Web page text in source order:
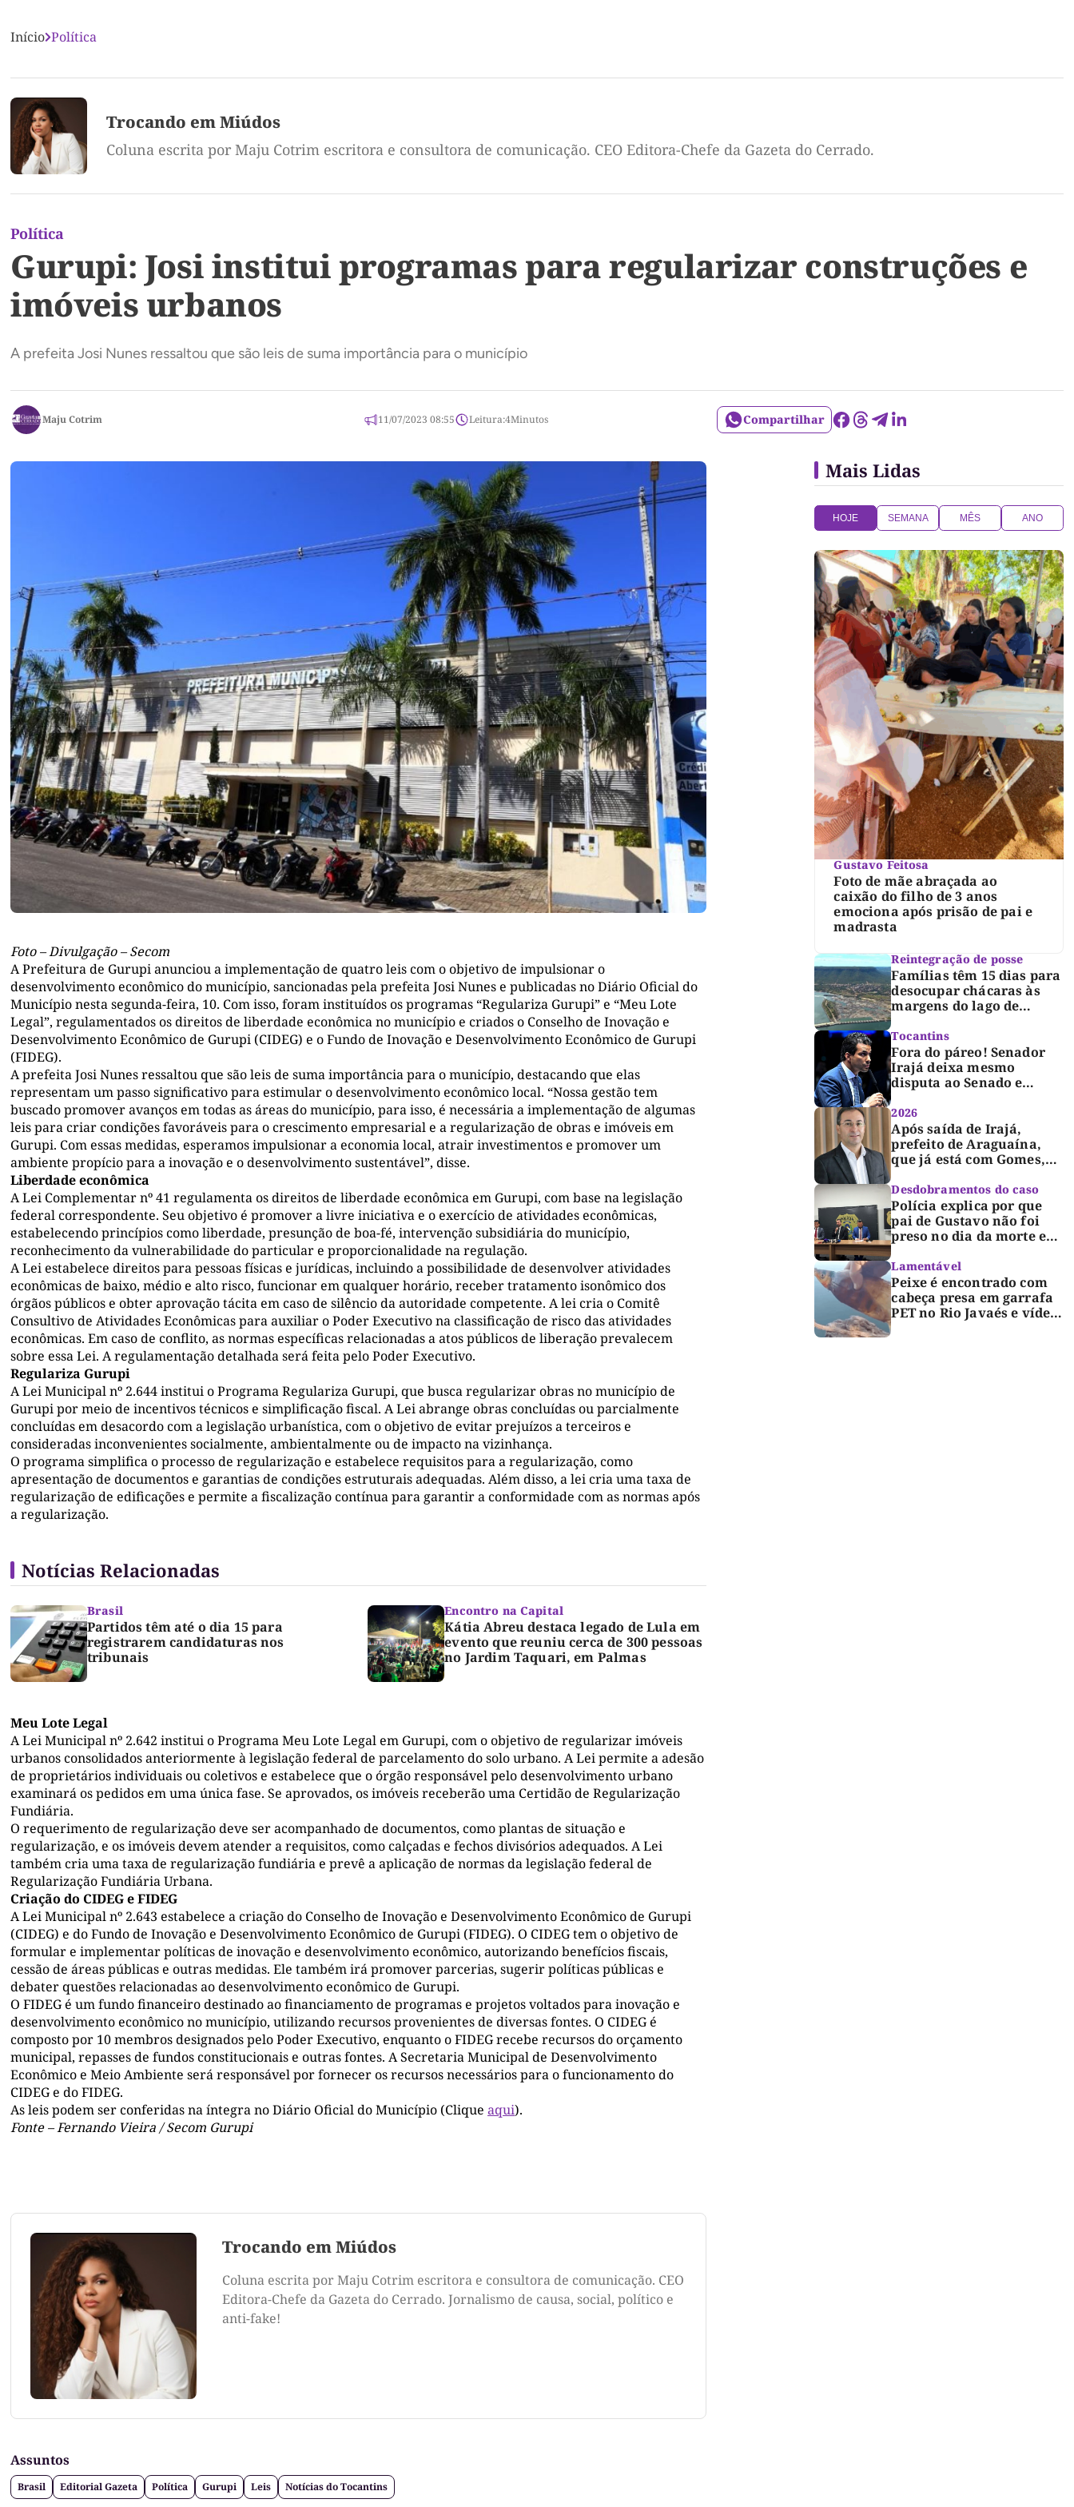
Início Política
Trocando em Miúdos
Coluna escrita por Maju Cotrim escritora e consultora de comunicação. CEO Editora-Chefe da Gazeta do Cerrado.
Política
Gurupi: Josi institui programas para regularizar construções e
imóveis urbanos
A prefeita Josi Nunes ressaltou que são leis de suma importância para o município
Maju Cotrim 11/07/2023 08:55 Leitura:4Minutos Compartilhar
Foto – Divulgação – Secom
A Prefeitura de Gurupi anunciou a implementação de quatro leis com o objetivo de impulsionar o
desenvolvimento econômico do município, sancionadas pela prefeita Josi Nunes e publicadas no Diário Oficial do
Município nesta segunda-feira, 10. Com isso, foram instituídos os programas “Regulariza Gurupi” e “Meu Lote
Legal”, regulamentados os direitos de liberdade econômica no município e criados o Conselho de Inovação e
Desenvolvimento Econômico de Gurupi (CIDEG) e o Fundo de Inovação e Desenvolvimento Econômico de Gurupi
(FIDEG).
A prefeita Josi Nunes ressaltou que são leis de suma importância para o município, destacando que elas
representam um passo significativo para estimular o desenvolvimento econômico local. “Nossa gestão tem
buscado promover avanços em todas as áreas do município, para isso, é necessária a implementação de algumas
leis para criar condições favoráveis para o crescimento empresarial e a regularização de obras e imóveis em
Gurupi. Com essas medidas, esperamos impulsionar a economia local, atrair investimentos e promover um
ambiente propício para a inovação e o desenvolvimento sustentável”, disse.
Liberdade econômica
A Lei Complementar nº 41 regulamenta os direitos de liberdade econômica em Gurupi, com base na legislação
federal correspondente. Seu objetivo é promover a livre iniciativa e o exercício de atividades econômicas,
estabelecendo princípios como liberdade, presunção de boa-fé, intervenção subsidiária do município,
reconhecimento da vulnerabilidade do particular e proporcionalidade na regulação.
A Lei estabelece direitos para pessoas físicas e jurídicas, incluindo a possibilidade de desenvolver atividades
econômicas de baixo, médio e alto risco, funcionar em qualquer horário, receber tratamento isonômico dos
órgãos públicos e obter aprovação tácita em caso de silêncio da autoridade competente. A lei cria o Comitê
Consultivo de Atividades Econômicas para auxiliar o Poder Executivo na classificação de risco das atividades
econômicas. Em caso de conflito, as normas específicas relacionadas a atos públicos de liberação prevalecem
sobre essa Lei. A regulamentação detalhada será feita pelo Poder Executivo.
Regulariza Gurupi
A Lei Municipal nº 2.644 institui o Programa Regulariza Gurupi, que busca regularizar obras no município de
Gurupi por meio de incentivos técnicos e simplificação fiscal. A Lei abrange obras concluídas ou parcialmente
concluídas em desacordo com a legislação urbanística, com o objetivo de evitar prejuízos a terceiros e
consideradas inconvenientes socialmente, ambientalmente ou de impacto na vizinhança.
O programa simplifica o processo de regularização e estabelece requisitos para a regularização, como
apresentação de documentos e garantias de condições estruturais adequadas. Além disso, a lei cria uma taxa de
regularização de edificações e permite a fiscalização contínua para garantir a conformidade com as normas após
a regularização.
Notícias Relacionadas
Brasil
Partidos têm até o dia 15 para
registrarem candidaturas nos
tribunais
Encontro na Capital
Kátia Abreu destaca legado de Lula em
evento que reuniu cerca de 300 pessoas
no Jardim Taquari, em Palmas
Meu Lote Legal
A Lei Municipal nº 2.642 institui o Programa Meu Lote Legal em Gurupi, com o objetivo de regularizar imóveis
urbanos consolidados anteriormente à legislação federal de parcelamento do solo urbano. A Lei permite a adesão
de proprietários individuais ou coletivos e estabelece que o órgão responsável pelo desenvolvimento urbano
examinará os pedidos em uma única fase. Se aprovados, os imóveis receberão uma Certidão de Regularização
Fundiária.
O requerimento de regularização deve ser acompanhado de documentos, como plantas de situação e
regularização, e os imóveis devem atender a requisitos, como calçadas e fechos divisórios adequados. A Lei
também cria uma taxa de regularização fundiária e prevê a aplicação de normas da legislação federal de
Regularização Fundiária Urbana.
Criação do CIDEG e FIDEG
A Lei Municipal nº 2.643 estabelece a criação do Conselho de Inovação e Desenvolvimento Econômico de Gurupi
(CIDEG) e do Fundo de Inovação e Desenvolvimento Econômico de Gurupi (FIDEG). O CIDEG tem o objetivo de
formular e implementar políticas de inovação e desenvolvimento econômico, autorizando benefícios fiscais,
cessão de áreas públicas e outras medidas. Ele também irá promover parcerias, sugerir políticas públicas e
debater questões relacionadas ao desenvolvimento econômico de Gurupi.
O FIDEG é um fundo financeiro destinado ao financiamento de programas e projetos voltados para inovação e
desenvolvimento econômico no município, utilizando recursos provenientes de diversas fontes. O CIDEG é
composto por 10 membros designados pelo Poder Executivo, enquanto o FIDEG recebe recursos do orçamento
municipal, repasses de fundos constitucionais e outras fontes. A Secretaria Municipal de Desenvolvimento
Econômico e Meio Ambiente será responsável por fornecer os recursos necessários para o funcionamento do
CIDEG e do FIDEG.
As leis podem ser conferidas na íntegra no Diário Oficial do Município (Clique aqui).
Fonte – Fernando Vieira / Secom Gurupi
Trocando em Miúdos
Coluna escrita por Maju Cotrim escritora e consultora de comunicação. CEO
Editora-Chefe da Gazeta do Cerrado. Jornalismo de causa, social, político e
anti-fake!
Assuntos
Brasil Editorial Gazeta Política Gurupi Leis Notícias do Tocantins
Mais Lidas
HOJE SEMANA MÊS ANO
Gustavo Feitosa
Foto de mãe abraçada ao
caixão do filho de 3 anos
emociona após prisão de pai e
madrasta
Reintegração de posse
Famílias têm 15 dias para
desocupar chácaras às
margens do lago de
Justiça
Tocantins
Fora do páreo! Senador
Irajá deixa mesmo
disputa ao Senado e
processo de cabeça
erguida, com gratidão e
respeito”
2026
Após saída de Irajá,
prefeito de Araguaína,
que já está com Gomes,
campanha de Dimas e
fará anúncio oficial
Desdobramentos do caso
Polícia explica por que
pai de Gustavo não foi
preso no dia da morte e
investigação
Lamentável
Peixe é encontrado com
cabeça presa em garrafa
PET no Rio Javaés e vídeo